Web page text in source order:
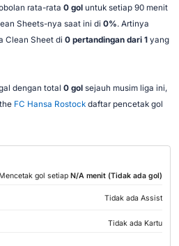
rata-rata 0 goluntuk setiap 90 menit
Sheets-nya saat ini di 0%. Artinya
Clean Sheet di 0 pertandingan dari 1yang
dengan total 0 golsejauh musim liga ini,
FC Hansa Rostockdaftar pencetak gol
Mencetak gol setiap N/A menit (Tidak ada gol)
Tidak ada Assist
Tidak ada Kartu